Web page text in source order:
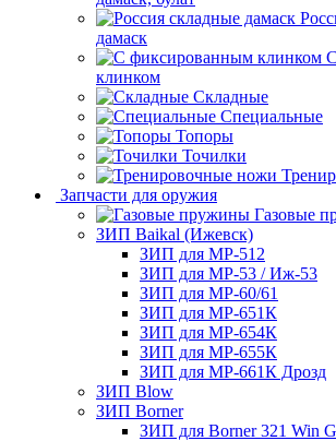
дамаск
клинком
Складные
Специальные
Топоры
Точилки
Запчасти для оружия
Газовые
ЗИП Baikal (Ижевск)
ЗИП для МР-512
ЗИП для МР-53 / Иж-53
ЗИП для МР-60/61
ЗИП для МР-651К
ЗИП для МР-654К
ЗИП для МР-655К
ЗИП для МР-661К Дрозд
ЗИП Blow
ЗИП Borner
ЗИП для Borner 321 Win